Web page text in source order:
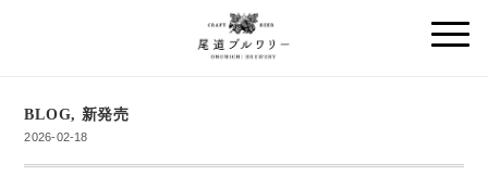
BLOG, 新発売
2026-02-18